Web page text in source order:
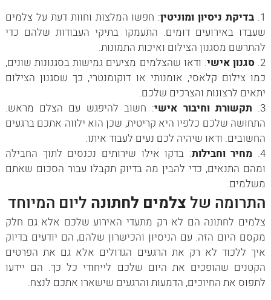
בדיקת ניסיון ומוניטין: חפשו המלצות וחוות דעת על צלמים
שעבדו באירועים דומים. התעמקו בתיקי העבודות שלהם כדי
להתרשם מסגנון הצילום ואיכות התמונות.
סגנון אישי: ודאו שהצלמים מציעים גמישות בסגנונות שונים,
כמו צילום קלאסי, אומנותי או דוקומנטרי, כך שסגנון הצילום
יתאים לרצונות והצרכים שלכם.
תקשורת וחיבור אישי: חשוב להיפגש עם הצלם מראש.
התחושה שלכם כלפיו היא קריטית, שכן הוא ילווה אתכם ברגעים
החשובים. ודאו שיהיה לכם נעים לעבוד איתו.
מחיר וחבילות: בדקו אילו שירותים נכנסים לתוך החבילה
ומהם התנאים, כדי להבין מה בדיוק תקבלו עבור הסכום שאתם
משלמים.
התרומה שלצלמים לחתונה ליום המיוחד
צלמים לחתונה הם לא רק מתעדי האירוע שלכם אלא גם חלק
מקסם היום הזה. עם הניסיון והכישרון שלהם, הם יודעים בדיוק
איך ללכוד לא רק את הרגעים הגדולים אלא גם את הפרטים
הקטנים שהופכים את היום שלכם לייחודי כל כך. הם יידעו
לתפוס את החיוכים, הדמעות והרגעים שישארו אתכם לנצח.